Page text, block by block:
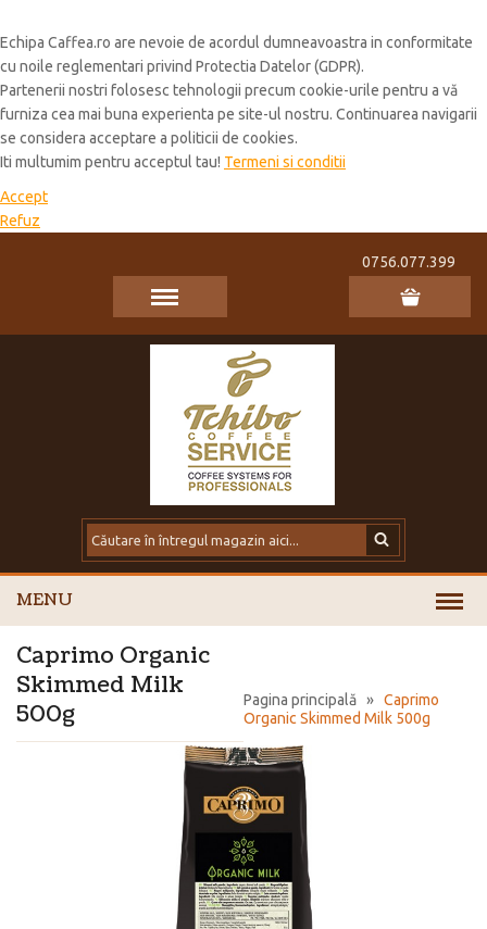
Echipa Caffea.ro are nevoie de acordul dumneavoastra in conformitate
cu noile reglementari privind Protectia Datelor (GDPR).
Partenerii nostri folosesc tehnologii precum cookie-urile pentru a vă
furniza cea mai buna experienta pe site-ul nostru. Continuarea navigarii
se considera acceptare a politicii de cookies.
Iti multumim pentru acceptul tau! Termeni si conditii
Accept
Refuz
0756.077.399
MENU
Pagina principală » Caprimo
Organic Skimmed Milk 500g
Caprimo Organic
Skimmed Milk
500g